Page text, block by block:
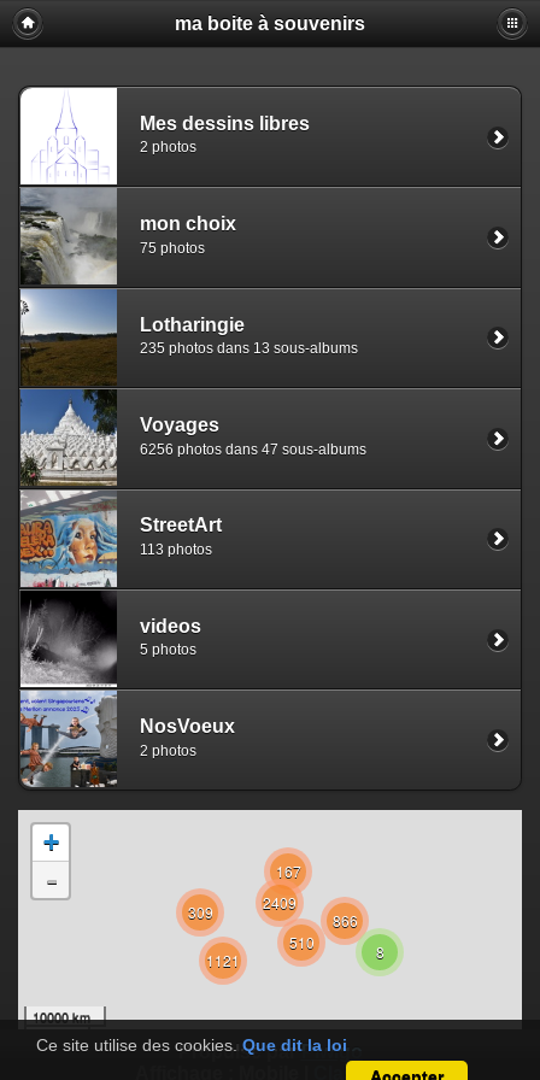
ma boite à souvenirs
Mes dessins libres
2 photos
mon choix
75 photos
Lotharingie
235 photos dans 13 sous-albums
Voyages
6256 photos dans 47 sous-albums
StreetArt
113 photos
videos
5 photos
NosVoeux
2 photos
2409
8
167
309
510
866
1121
+
-
10000 km
5000 mi
Ce site utilise des cookies.Que dit la loi
Propulsé parPiwigo
Classique